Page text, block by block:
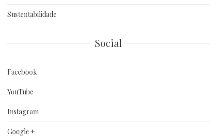
Sustentabilidade
Social
Facebook
YouTube
Instagram
Google +